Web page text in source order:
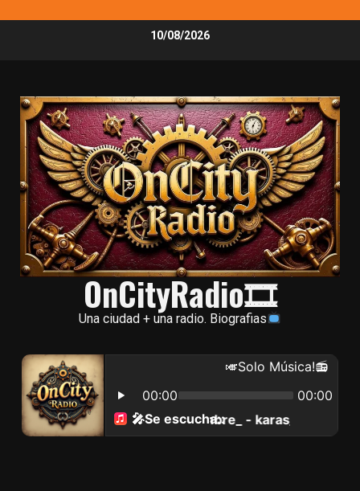
10/08/2026
OnCityRadio🎞
Una ciudad + una radio. Biografias